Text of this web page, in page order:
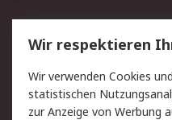
Service
Value Added Services
Rücksendungen
Hilfe
Wir respektieren
Wir verwenden Cookies
statistischen
zur Anzeige von Werbung